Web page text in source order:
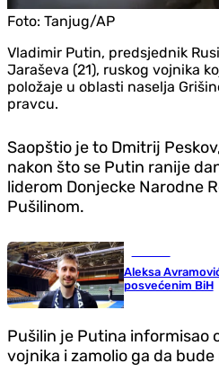
Foto: Tanjug/AP
Vladimir Putin, predsjednik
Jaraševa (21), ruskog vojnika
položaje u oblasti naselja
pravcu.
Saopštio je to Dmitrij
nakon što se Putin ranije
liderom Donjecke Narodne
Pušilinom.
Aleksa
posvećenim BiH
Pušilin je Putina informisao
vojnika i zamolio ga da